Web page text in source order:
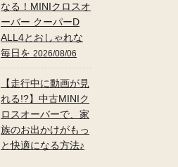
なる！MINIクロスオ
ーバー クーパーD
ALL4とおしゃれな
毎日を 2026/08/06
【走行中に動画が見
れる!?】中古MINIク
ロスオーバーで、家
族のお出かけがもっ
と快適になる方法♪